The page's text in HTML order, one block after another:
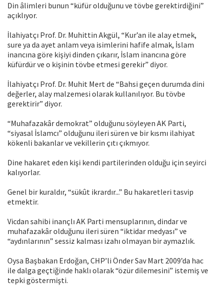
Din âlimleri bunun “küfür olduğunu ve tövbe gerektirdiğini”
açıklıyor.
İlahiyatçı Prof. Dr. Muhittin Akgül, “Kur’an ile alay etmek,
sure ya da ayet anlam veya isimlerini hafife almak, İslam
inancına göre kişiyi dinden çıkarır, İslam inancına göre
küfürdür ve o kişinin tövbe etmesi gerekir” diyor.
İlahiyatçı Prof. Dr. Muhit Mert de “Bahsi geçen durumda dini
değerler, alay malzemesi olarak kullanılıyor. Bu tövbe
gerektirir” diyor.
“Muhafazakâr demokrat” olduğunu söyleyen AK Parti,
“siyasal İslamcı” olduğunu ileri süren ve bir kısmı ilahiyat
kökenli bakanlar ve vekillerin çıtı çıkmıyor.
Dine hakaret eden kişi kendi partilerinden olduğu için seyirci
kalıyorlar.
Genel bir kuraldır, “sükût ikrardır...” Bu hakaretleri tasvip
etmektir.
Vicdan sahibi inançlı AK Parti mensuplarının, dindar ve
muhafazakâr olduğunu ileri süren “iktidar medyası” ve
“aydınlarının” sessiz kalması izahı olmayan bir aymazlık.
Oysa Başbakan Erdoğan, CHP’li Önder Sav Mart 2009’da hac
ile dalga geçtiğinde haklı olarak “özür dilemesini” istemiş ve
tepki göstermişti.